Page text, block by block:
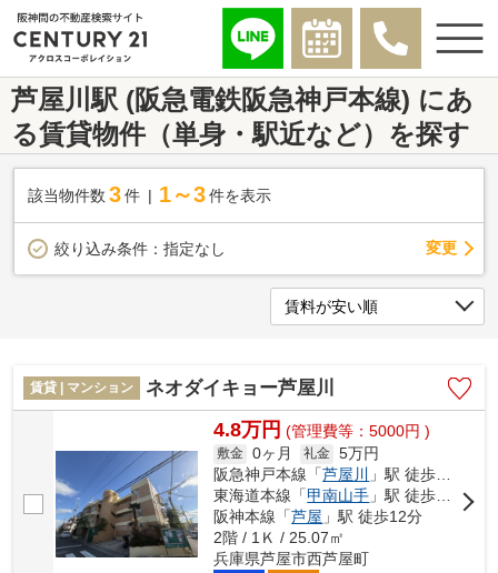
芦屋川駅 (阪急電鉄阪急神戸本線) にあ
る賃貸物件（単身・駅近など）を探す
該当物件数 3件 1～3 件を表示
絞り込み条件： 指定なし 変更
賃貸 | マンション ネオダイキョー芦屋川
4.8万円 (管理費等：5000円 )
敷金 0ヶ月 礼金 5万円
阪急神戸本線「芦屋川
」駅 徒歩8分
東海道本線「甲南山手 」駅 徒歩8分
阪神本線「芦屋 」駅 徒歩12分
2階 / 1Ｋ / 25.07㎡
兵庫県芦屋市西芦屋町